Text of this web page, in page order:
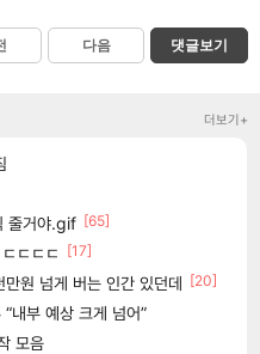
다음 댓글보기
더보기+
줄거야.gif [65]
ㄷㄷㄷ
[17]
원 넘게 버는 인간 있던데 [20]
내부 예상 크게 넘어”
모음